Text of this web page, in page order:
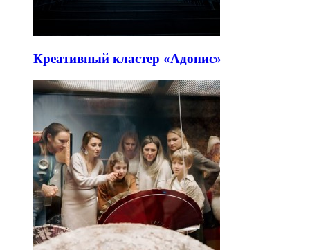
Креативный кластер «Адонис»